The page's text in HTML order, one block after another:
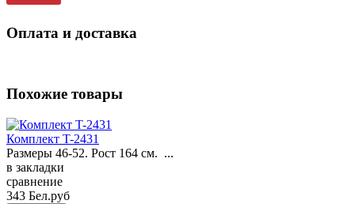
Оплата и доставка
Похожие товары
Комплект T-2431
Размеры 46-52. Рост 164 см. ...
в закладки
сравнение
343 Бел.руб